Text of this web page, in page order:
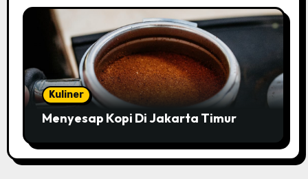
Kuliner
Menyesap Kopi Di Jakarta Timur